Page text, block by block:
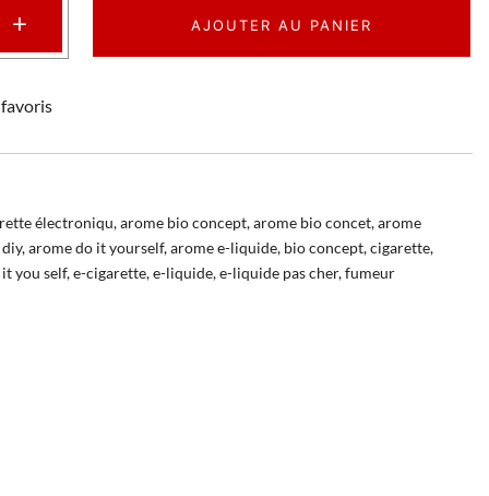
+ AJOUTER AU PANIER
électroniqu,arome bio concept,arome bio concet,arome
,arome do it yourself,arome e-liquide, bio concept,cigarette,
you self,e-cigarette,e-liquide,e-liquide pas cher,fumeur